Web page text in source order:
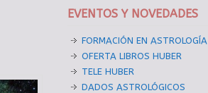
EVENTOS Y NOVEDADES
FORMACIÓN EN ASTROLOGÍA
OFERTA LIBROS HUBER
TELE HUBER
DADOS ASTROLÓGICOS